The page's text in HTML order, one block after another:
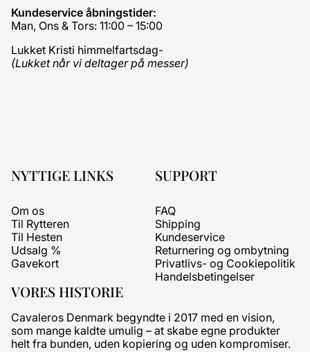
VORES HISTORIE
Cavaleros Denmark begyndte i 2017 med en vision,
som mange kaldte umulig – at skabe egne produkter
helt fra bunden, uden kopiering og uden kompromiser.
Kundeservice åbningstider:
Man, Ons & Tors: 11:00 – 15:00
Lukket Kristi himmelfartsdag-
(Lukket når vi deltager på messer)
NYTTIGE LINKS
Om os
Til Rytteren
Til Hesten
Udsalg %
Gavekort
SUPPORT
FAQ
Shipping
Kundeservice
Returnering og ombytning
Privatlivs- og Cookiepolitik
Handelsbetingelser